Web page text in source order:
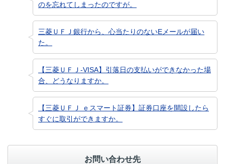
のを忘れてしまったのですが。
三菱ＵＦＪ銀行から、心当たりのないEメールが届い
た。
【三菱ＵＦＪ-VISA】引落日の支払いができなかった場
合、どうなりますか。
【三菱ＵＦＪ ｅスマート証券】証券口座を開設したら
すぐに取引ができますか。
お問い合わせ先